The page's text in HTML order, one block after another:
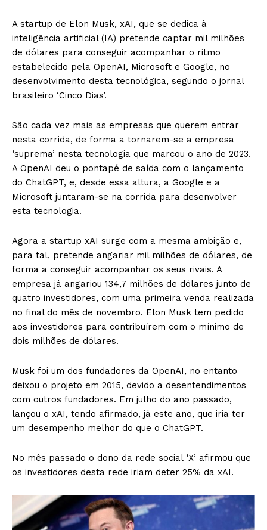
A startup de Elon Musk, xAI, que se dedica à
inteligência artificial (IA) pretende captar mil milhões
de dólares para conseguir acompanhar o ritmo
estabelecido pela OpenAI, Microsoft e Google, no
desenvolvimento desta tecnológica, segundo o jornal
brasileiro ‘Cinco Dias’.
São cada vez mais as empresas que querem entrar
nesta corrida, de forma a tornarem-se a empresa
‘suprema’ nesta tecnologia que marcou o ano de 2023.
A OpenAI deu o pontapé de saída com o lançamento
do ChatGPT, e, desde essa altura, a Google e a
Microsoft juntaram-se na corrida para desenvolver
esta tecnologia.
Agora a startup xAI surge com a mesma ambição e,
para tal, pretende angariar mil milhões de dólares, de
forma a conseguir acompanhar os seus rivais. A
empresa já angariou 134,7 milhões de dólares junto de
quatro investidores, com uma primeira venda realizada
no final do mês de novembro. Elon Musk tem pedido
aos investidores para contribuírem com o mínimo de
dois milhões de dólares.
Musk foi um dos fundadores da OpenAI, no entanto
deixou o projeto em 2015, devido a desentendimentos
com outros fundadores. Em julho do ano passado,
lançou o xAI, tendo afirmado, já este ano, que iria ter
um desempenho melhor do que o ChatGPT.
No mês passado o dono da rede social ‘X’ afirmou que
os investidores desta rede iriam deter 25% da xAI.